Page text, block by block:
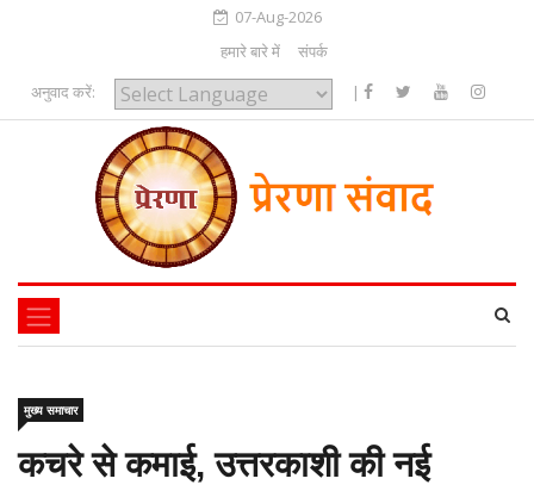
07-Aug-2026
हमारे बारे में
संपर्क
अनुवाद करें:
Powered by
|
मुख्य समाचार
कचरे से कमाई, उत्तरकाशी की नई